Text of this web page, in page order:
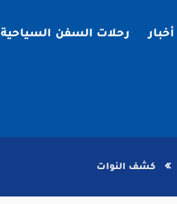
أخبار رحلات السفن السياحية
كشف النوات